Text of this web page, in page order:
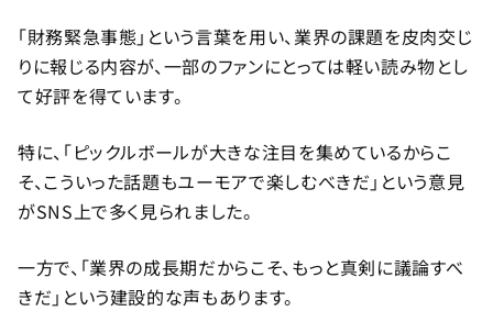
「財務緊急事態」という言葉を用い、業界の課題を皮肉交じ
りに報じる内容が、一部のファンにとっては軽い読み物とし
て好評を得ています。
特に、「ピックルボールが大きな注目を集めているからこ
そ、こういった話題もユーモアで楽しむべきだ」という意見
がSNS上で多く見られました。
一方で、「業界の成長期だからこそ、もっと真剣に議論すべ
きだ」という建設的な声もあります。